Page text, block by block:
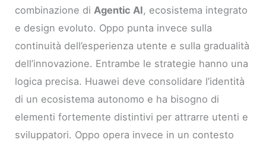
combinazione diAgentic AI, ecosistema integrato
e design evoluto. Oppo punta invece sulla
continuità dell’esperienza utente e sulla gradualità
dell’innovazione. Entrambe le strategie hanno una
logica precisa. Huawei deve consolidare l’identità
di un ecosistema autonomo e ha bisogno di
elementi fortemente distintivi per attrarre utenti e
sviluppatori. Oppo opera invece in un contesto